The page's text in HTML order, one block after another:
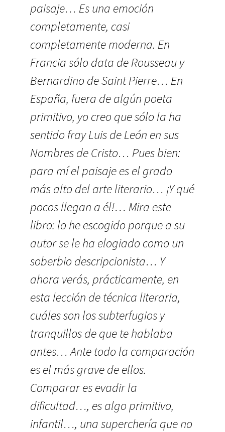
paisaje… Es una emoción
completamente, casi
completamente moderna. En
Francia sólo data de Rousseau y
Bernardino de Saint Pierre… En
España, fuera de algún poeta
primitivo, yo creo que sólo la ha
sentido fray Luis de León en sus
Nombres de Cristo… Pues bien:
para mí el paisaje es el grado
más alto del arte literario… ¡Y qué
pocos llegan a él!… Mira este
libro: lo he escogido porque a su
autor se le ha elogiado como un
soberbio descripcionista… Y
ahora verás, prácticamente, en
esta lección de técnica literaria,
cuáles son los subterfugios y
tranquillos de que te hablaba
antes… Ante todo la comparación
es el más grave de ellos.
Comparar es evadir la
dificultad…, es algo primitivo,
infantil…, una superchería que no